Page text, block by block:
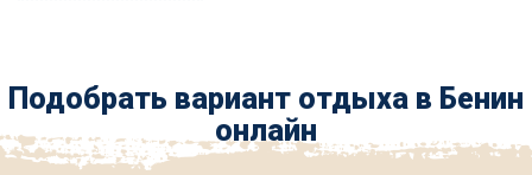
Подобрать вариант отдыха в Бенин
онлайн